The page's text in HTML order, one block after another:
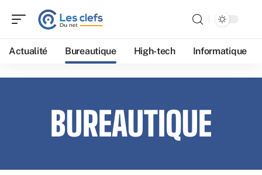
Actualité Bureautique High-tech Informatique
BUREAUTIQUE